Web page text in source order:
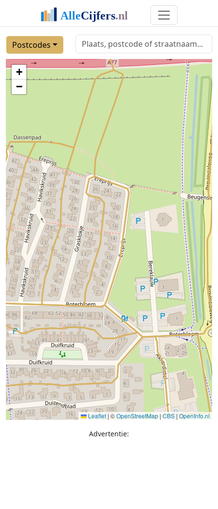
Postcodes
+
−
Leaflet | ©OpenStreetMap|CBS|OpenInfo.nl
Advertentie: